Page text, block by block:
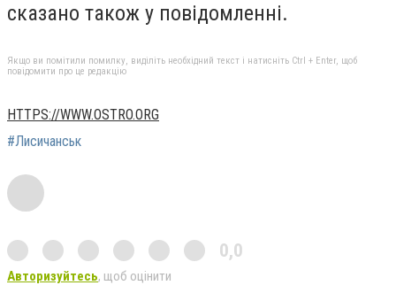
сказано також у повідомленні.
Якщо ви помітили помилку, виділіть необхідний текст і натисніть Ctrl + Enter, щоб
повідомити про це редакцію
HTTPS://WWW.OSTRO.ORG
#Лисичанськ
0,0
Авторизуйтесь, щоб оцінити